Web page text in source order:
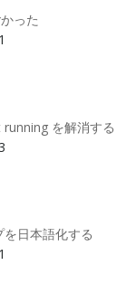
った
running を解消する
日本語化する